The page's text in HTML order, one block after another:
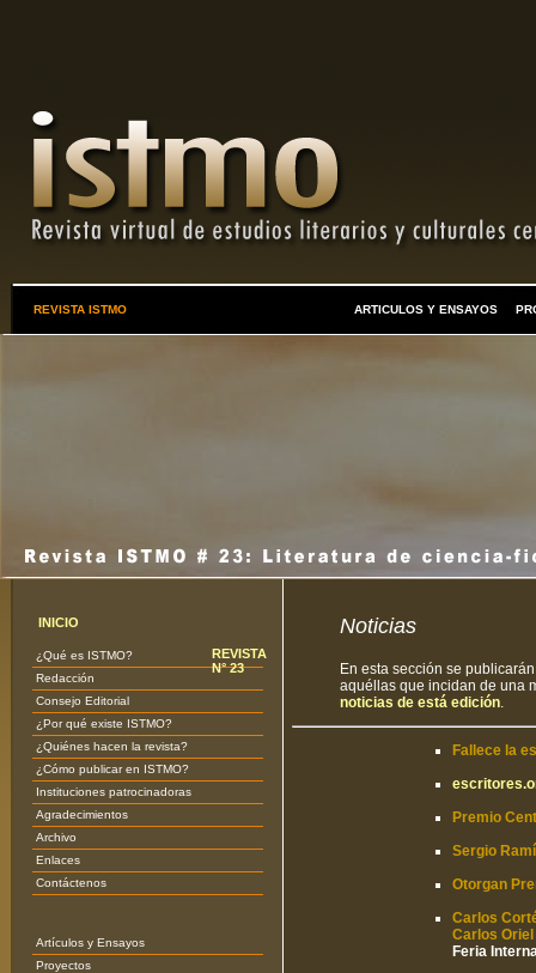
REVISTA ISTMO ARTICULOS Y ENSAYOS
INICIO
¿Qué es ISTMO?
Redacción
Consejo Editorial
¿Por qué existe ISTMO?
¿Quiénes hacen la revista?
¿Cómo publicar en ISTMO?
Instituciones patrocinadoras
Agradecimientos
Archivo
Enlaces
Contáctenos
REVISTA
N° 23
Artículos y Ensayos
Proyectos
Noticias
En esta sección se
aquéllas que incidan de una
noticias de está edición.
Fallece la
Premio
Sergio
Otorgan
Carlos
Carlos Oriel
Feria